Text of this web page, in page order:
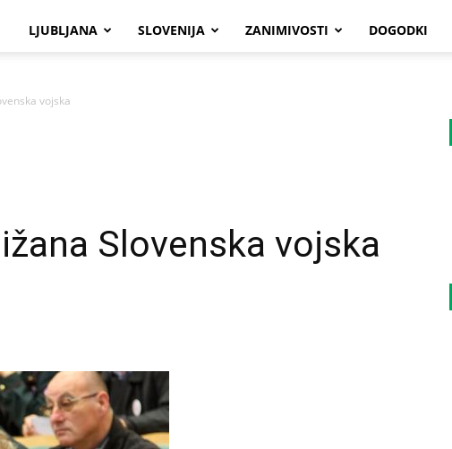
LJUBLJANA SLOVENIJA ZANIMIVOSTI DOGODKI
vojska
Slovenska vojska